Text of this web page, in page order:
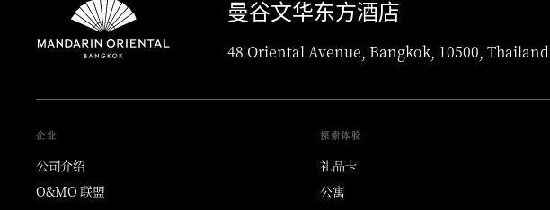
曼谷文华东方酒店
48 Oriental Avenue, Bangkok, 10500, Thailand
企业
公司介绍
O&MO 联盟
探索体验
礼品卡
公寓